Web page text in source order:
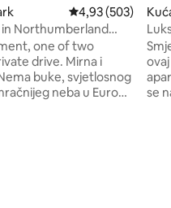
Prosječna ocjena:
4,93 (503)
Northumberland
one of two
drive. Mirna i
neba u Europi.
za
se